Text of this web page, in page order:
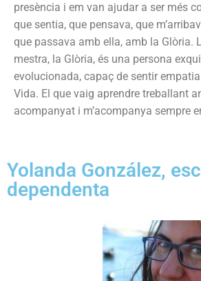
presència i em van ajudar a ser més
que sentia, que pensava, que
que passava amb ella, amb la Glòria.
mestra, la Glòria, és una persona
evolucionada, capaç de sentir
Vida. El que vaig aprendre treballant
acompanyat i m’acompanya sempre
Yolanda González,
dependenta